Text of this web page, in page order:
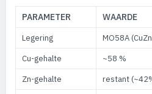
PARAMETER WAARDE
Legering
MO58A
Cu-gehalte
~58 %
Zn-gehalte
restant